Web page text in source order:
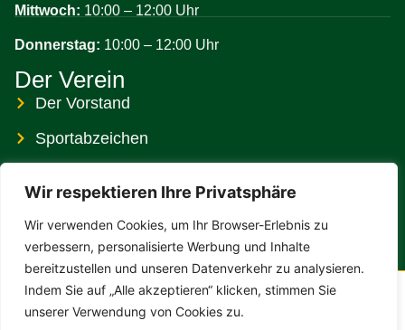
Wir respektieren Ihre Privatsphäre
Wir verwenden Cookies, um Ihr Browser-Erlebnis zu
verbessern, personalisierte Werbung und Inhalte
bereitzustellen und unseren Datenverkehr zu analysieren.
Indem Sie auf „Alle akzeptieren“ klicken, stimmen Sie
unserer Verwendung von Cookies zu.
Mittwoch: 10:00 – 12:00 Uhr
Donnerstag: 10:00 – 12:00 Uhr
Der Verein
Der Vorstand
Sportabzeichen
Förderverein
© Urheberrecht. Alle Rechte vorbehalten.
Kontakt|Impressum